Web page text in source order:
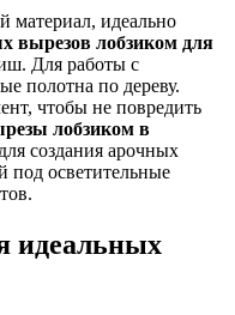
материал, идеально
вырезов лобзиком для
Для работы с
полотна по дереву.
чтобы не повредить
лобзиком в
создания арочных
под осветительные
идеальных